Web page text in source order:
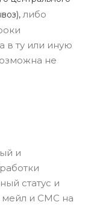
либо
в ту или иную
не
и
статус и
мейл и СМС на